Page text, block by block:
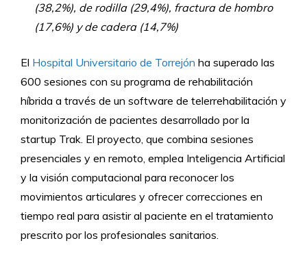
(38,2%), de rodilla (29,4%), fractura de hombro
(17,6%) y de cadera (14,7%)
El Hospital Universitario de Torrejón ha superado las
600 sesiones con su programa de rehabilitación
híbrida a través de un software de telerrehabilitación y
monitorización de pacientes desarrollado por la
startup Trak. El proyecto, que combina sesiones
presenciales y en remoto, emplea Inteligencia Artificial
y la visión computacional para reconocer los
movimientos articulares y ofrecer correcciones en
tiempo real para asistir al paciente en el tratamiento
prescrito por los profesionales sanitarios.